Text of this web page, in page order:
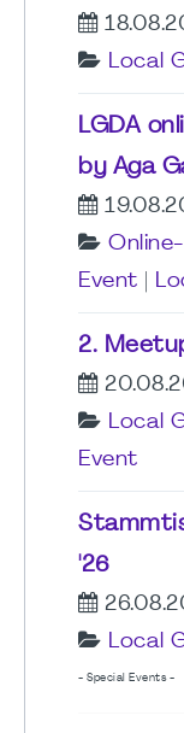
Local
LGDA
by Aga
Event
2.
Local
Event
'26
Local
- Special Events -